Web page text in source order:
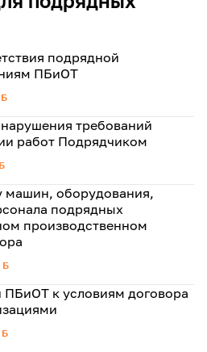
подрядной
ПБиОТ
требований
работ Подрядчиком
машин, оборудования,
подрядных
производственном
ПБиОТ к условиям договора